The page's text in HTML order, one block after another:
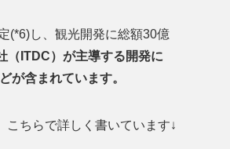
(*6)し、観光開発に総額30億
（ITDC）が主導する開発に
が含まれています。
ちらで詳しく書いています↓